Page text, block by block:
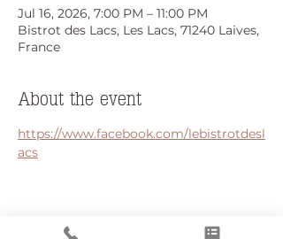
Jul 16, 2026, 7:00 PM – 11:00 PM
Bistrot des Lacs, Les Lacs, 71240 Laives,
France
About the event
https://www.facebook.com/lebistrotdesl
acs